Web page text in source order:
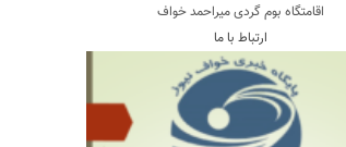
اقامتگاه بوم گردی میراحمد خواف
ارتباط با ما